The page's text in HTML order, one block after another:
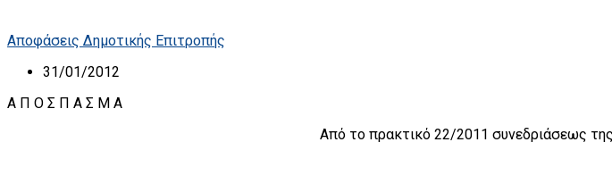
Αποφάσεις Δημοτικής Επιτροπής
31/01/2012
A Π Ο Σ Π Α Σ Μ Α
Από το πρακτικό 22/2011 συνεδριάσεως